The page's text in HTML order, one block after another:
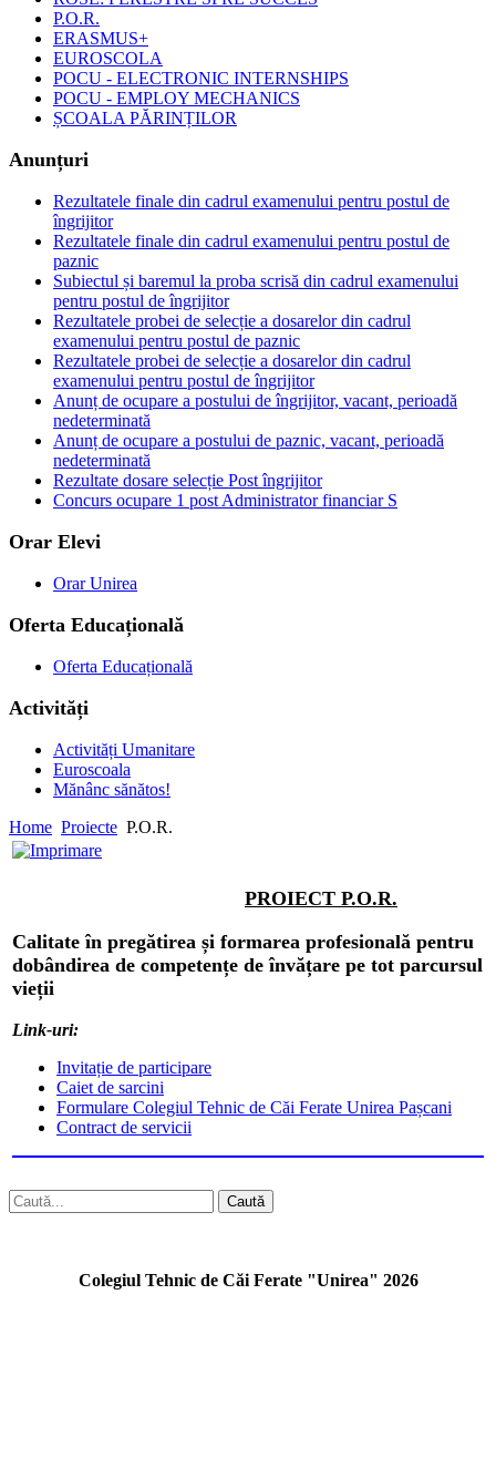
P.O.R.
ERASMUS+
EUROSCOLA
POCU - ELECTRONIC INTERNSHIPS
POCU - EMPLOY MECHANICS
ȘCOALA PĂRINȚILOR
Anunțuri
Rezultatele finale din cadrul examenului pentru postul de
îngrijitor
Rezultatele finale din cadrul examenului pentru postul de
paznic
Subiectul și baremul la proba scrisă din cadrul examenului
pentru postul de îngrijitor
Rezultatele probei de selecție a dosarelor din cadrul
examenului pentru postul de paznic
Rezultatele probei de selecție a dosarelor din cadrul
examenului pentru postul de îngrijitor
Anunț de ocupare a postului de îngrijitor, vacant, perioadă
nedeterminată
Anunț de ocupare a postului de paznic, vacant, perioadă
nedeterminată
Rezultate dosare selecție Post îngrijitor
Concurs ocupare 1 post Administrator financiar S
Orar Elevi
Orar Unirea
Oferta Educațională
Oferta Educațională
Activități
Activități Umanitare
Euroscoala
Mănânc sănătos!
Home Proiecte P.O.R.
PROIECT P.O.R.
Calitate în pregătirea și formarea profesională pentru
dobândirea de competențe de învățare pe tot parcursul
vieții
Link-uri:
Invitație de participare
Caiet de sarcini
Formulare Colegiul Tehnic de Căi Ferate Unirea Pașcani
Contract de servicii
Caută
Colegiul Tehnic de Căi Ferate "Unirea" 2026